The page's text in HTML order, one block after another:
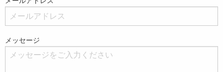
メッセージ